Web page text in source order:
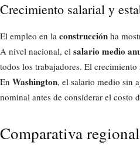
Crecimiento salarial y
El empleo en la construcción ha
A nivel nacional, el salario medio
todos los trabajadores. El
En Washington, el salario medio sin
nominal antes de considerar el costo
Comparativa